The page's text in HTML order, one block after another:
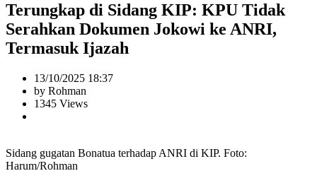
Terungkap di Sidang KIP: KPU Tidak
Serahkan Dokumen Jokowi ke ANRI,
Termasuk Ijazah
13/10/2025 18:37
by Rohman
1345 Views
Sidang gugatan Bonatua terhadap ANRI di KIP. Foto:
Harum/Rohman